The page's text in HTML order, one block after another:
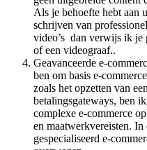
Als je behoefte hebt aan
schrijven van
video’s dan verwijs ik je
of een videograaf..
Geavanceerde e-
ben om basis e-
zoals het opzetten van
betalingsgateways, ben
complexe e-commerce
en maatwerkvereisten.
gespecialiseerd e-